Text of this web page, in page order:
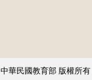
中華民國教育部 版權所有